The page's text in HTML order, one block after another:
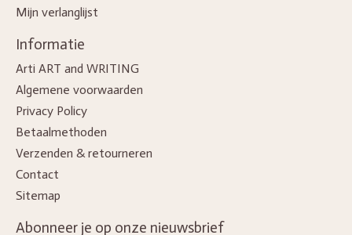
Mijn verlanglijst
Informatie
Arti ART and WRITING
Algemene voorwaarden
Privacy Policy
Betaalmethoden
Verzenden & retourneren
Contact
Sitemap
Abonneer je op onze nieuwsbrief